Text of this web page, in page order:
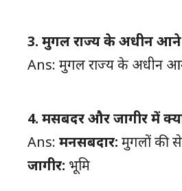
3. मुगल राज्य के अधीन आने
Ans: मुगल राज्य के अधीन आने
4. मसबदर और जागीर में
Ans: मनसबदार: मुगलों की
जागीर: भूमि